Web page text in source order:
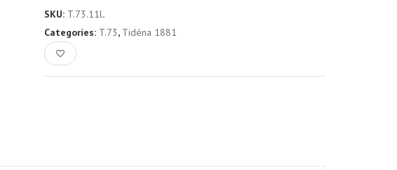
SKU: T.73.11l.
Categories: T.73, Tidéna 1881